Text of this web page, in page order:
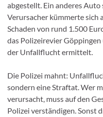
abgestellt. Ein anderes
Verursacher kümmerte sich
Schaden von rund 1.500
das Polizeirevier
der Unfallflucht ermittelt.
Die Polizei mahnt:
sondern eine Straftat. Wer
verursacht, muss auf den
Polizei verständigen. Sonst